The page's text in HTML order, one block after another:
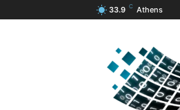
33.9 C Athens